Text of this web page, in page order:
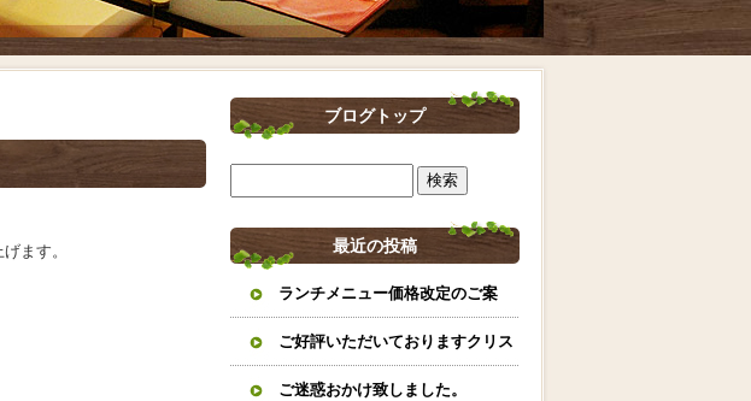
ます。
ブログトップ
最近の投稿
ランチメニュー価格改定のご案
内。
ご好評いただいておりますクリス
マスオードブルとイタリアンおせ
ご迷惑おかけ致しました。